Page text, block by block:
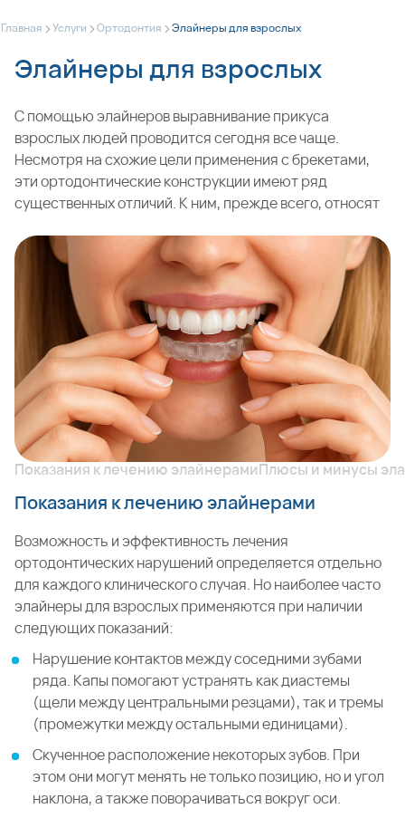
Главная >Услуги >Ортодонтия >Элайнеры для взрослых
Элайнеры для взрослых
С помощью элайнеров выравнивание прикуса
взрослых людей проводится сегодня все чаще.
Несмотря на схожие цели применения с брекетами,
эти ортодонтические конструкции имеют ряд
существенных отличий. К ним, прежде всего, относят
представляют собой бесцветные съемные капы с
тонкими стенками и прозрачной структурой.
Надеваются на зубы и снимаются просто и без
помощи врача. В процессе лечения через равные
промежутки времени каждый элайнер меняется на
следующий, пока не израсходуется весь набор,
созданный для одного лечебного кейса.
Показания к лечению элайнерамиПлюсы и минусы
Показания к лечению элайнерами
Возможность и эффективность лечения
ортодонтических нарушений определяется отдельно
для каждого клинического случая. Но наиболее часто
элайнеры для взрослых применяются при наличии
следующих показаний:
Нарушение контактов между соседними зубами
ряда. Капы помогают устранять как диастемы
(щели между центральными резцами), так и тремы
(промежутки между остальными единицами).
Скученное расположение некоторых зубов. При
этом они могут менять не только позицию, но и угол
наклона, а также поворачиваться вокруг оси.